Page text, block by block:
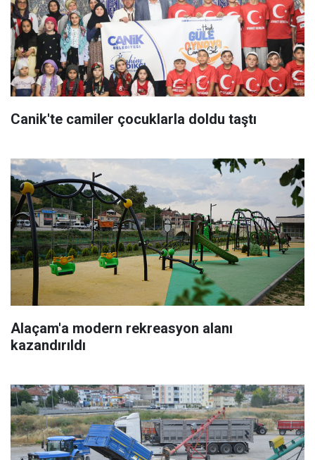
Canik'te camiler çocuklarla doldu taştı
Alaçam'a modern rekreasyon alanı
kazandırıldı